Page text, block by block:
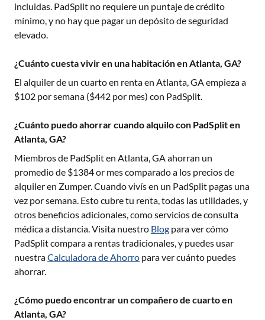
incluidas. PadSplit no requiere un puntaje de crédito
mínimo, y no hay que pagar un depósito de seguridad
elevado.
¿Cuánto cuesta vivir en una habitación en Atlanta, GA?
El alquiler de un cuarto en renta en Atlanta, GAempieza a
$102 por semana ($442 por mes) con PadSplit.
¿Cuánto puedo ahorrar cuando alquilo con PadSplit en
Atlanta, GA?
Miembros de PadSplit en Atlanta, GAahorran un
promedio de $1384or mes comparado a los precios de
alquiler en Zumper. Cuando vivís en un PadSplit pagas una
vez por semana. Esto cubre tu renta, todas las utilidades, y
otros beneficios adicionales, como servicios de consulta
médica a distancia. Visita nuestro Blog para ver cómo
PadSplit compara a rentas tradicionales, y puedes usar
nuestraCalculadora de Ahorro para ver cuánto puedes
ahorrar.
¿Cómo puedo encontrar un compañero de cuarto en
Atlanta, GA?